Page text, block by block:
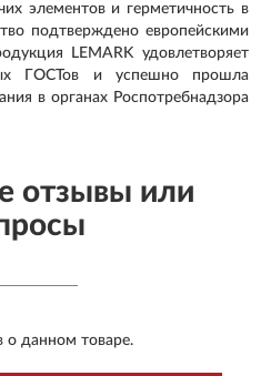
элементов и герметичность в
подтверждено европейскими
LEMARK удовлетворяет
ГОСТов и успешно прошла
в органах Роспотребнадзора
отзывы или
о данном товаре.